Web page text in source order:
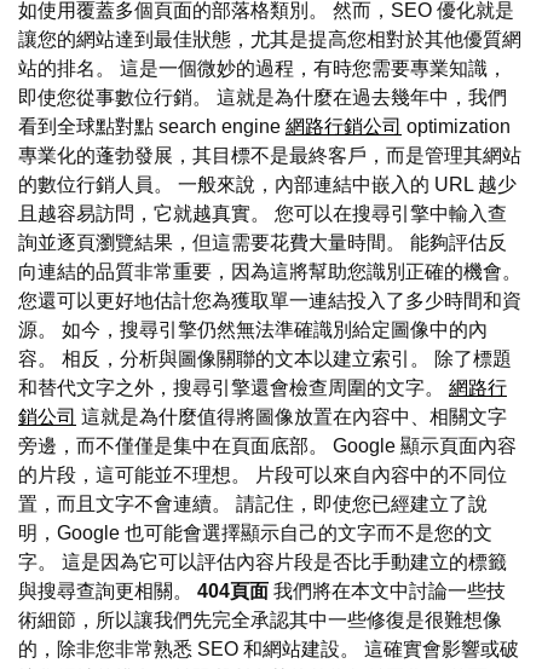
如使用覆蓋多個頁面的部落格類別。 然而，SEO 優化就是
讓您的網站達到最佳狀態，尤其是提高您相對於其他優質網
站的排名。 這是一個微妙的過程，有時您需要專業知識，
即使您從事數位行銷。 這就是為什麼在過去幾年中，我們
看到全球點對點 search engine 網路行銷公司 optimization
專業化的蓬勃發展，其目標不是最終客戶，而是管理其網站
的數位行銷人員。 一般來說，內部連結中嵌入的 URL 越少
且越容易訪問，它就越真實。 您可以在搜尋引擎中輸入查
詢並逐頁瀏覽結果，但這需要花費大量時間。 能夠評估反
向連結的品質非常重要，因為這將幫助您識別正確的機會。
您還可以更好地估計您為獲取單一連結投入了多少時間和資
源。 如今，搜尋引擎仍然無法準確識別給定圖像中的內
容。 相反，分析與圖像關聯的文本以建立索引。 除了標題
和替代文字之外，搜尋引擎還會檢查周圍的文字。 網路行
銷公司 這就是為什麼值得將圖像放置在內容中、相關文字
旁邊，而不僅僅是集中在頁面底部。 Google 顯示頁面內容
的片段，這可能並不理想。 片段可以來自內容中的不同位
置，而且文字不會連續。 請記住，即使您已經建立了說
明，Google 也可能會選擇顯示自己的文字而不是您的文
字。 這是因為它可以評估內容片段是否比手動建立的標籤
與搜尋查詢更相關。 404頁面 我們將在本文中討論一些技
術細節，所以讓我們先完全承認其中一些修復是很難想像
的，除非您非常熟悉 SEO 和網站建設。 這確實會影響或破